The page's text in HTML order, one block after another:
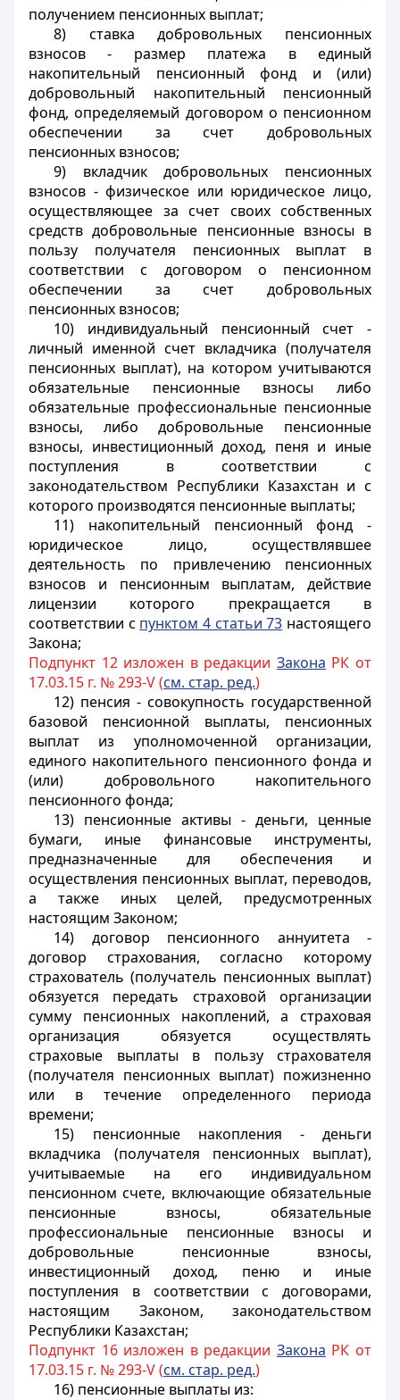
получением пенсионных выплат;
8) ставка добровольных пенсионных
взносов - размер платежа в единый
накопительный пенсионный фонд и (или)
добровольный накопительный пенсионный
фонд, определяемый договором о пенсионном
обеспечении за счет добровольных
пенсионных взносов;
9) вкладчик добровольных пенсионных
взносов - физическое или юридическое лицо,
осуществляющее за счет своих собственных
средств добровольные пенсионные взносы в
пользу получателя пенсионных выплат в
соответствии с договором о пенсионном
обеспечении за счет добровольных
пенсионных взносов;
10) индивидуальный пенсионный счет -
личный именной счет вкладчика (получателя
пенсионных выплат), на котором учитываются
обязательные пенсионные взносы либо
обязательные профессиональные пенсионные
взносы, либо добровольные пенсионные
взносы, инвестиционный доход, пеня и иные
поступления в соответствии с
законодательством Республики Казахстан и с
которого производятся пенсионные выплаты;
11) накопительный пенсионный фонд -
юридическое лицо, осуществлявшее
деятельность по привлечению пенсионных
взносов и пенсионным выплатам, действие
лицензии которого прекращается в
соответствии с пунктом 4 статьи 73 настоящего
Закона;
Подпункт 12 изложен в редакции Закона РК от
17.03.15 г. № 293-V (см. стар. ред.)
12) пенсия - совокупность государственной
базовой пенсионной выплаты, пенсионных
выплат из уполномоченной организации,
единого накопительного пенсионного фонда и
(или) добровольного накопительного
пенсионного фонда;
13) пенсионные активы - деньги, ценные
бумаги, иные финансовые инструменты,
предназначенные для обеспечения и
осуществления пенсионных выплат, переводов,
а также иных целей, предусмотренных
настоящим Законом;
14) договор пенсионного аннуитета -
договор страхования, согласно которому
страхователь (получатель пенсионных выплат)
обязуется передать страховой организации
сумму пенсионных накоплений, а страховая
организация обязуется осуществлять
страховые выплаты в пользу страхователя
(получателя пенсионных выплат) пожизненно
или в течение определенного периода
времени;
15) пенсионные накопления - деньги
вкладчика (получателя пенсионных выплат),
учитываемые на его индивидуальном
пенсионном счете, включающие обязательные
пенсионные взносы, обязательные
профессиональные пенсионные взносы и
добровольные пенсионные взносы,
инвестиционный доход, пеню и иные
поступления в соответствии с договорами,
настоящим Законом, законодательством
Республики Казахстан;
Подпункт 16 изложен в редакции Закона РК от
17.03.15 г. № 293-V (см. стар. ред.)
16) пенсионные выплаты из: